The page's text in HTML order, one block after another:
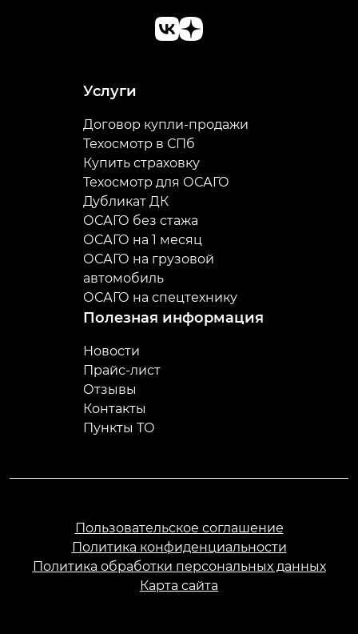
Услуги
Договор купли-продажи
Техосмотр в СПб
Купить страховку
Техосмотр для ОСАГО
Дубликат ДК
ОСАГО без стажа
ОСАГО на 1 месяц
ОСАГО на грузовой
автомобиль
ОСАГО на спецтехнику
Полезная информация
Новости
Прайс-лист
Отзывы
Контакты
Пункты ТО
Пользовательское соглашение
Политика конфиденциальности
Политика обработки персональных данных
Карта сайта